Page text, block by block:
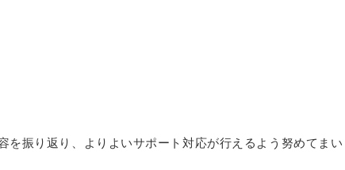
を振り返り、よりよいサポート対応が行えるよう努めてま